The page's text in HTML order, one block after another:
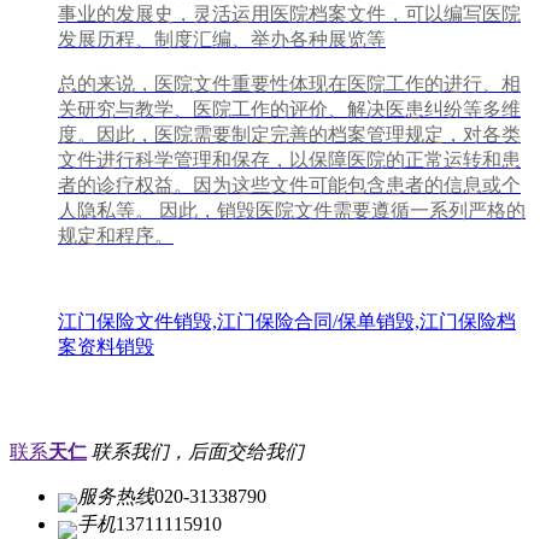
事业的发展史，灵活运用医院档案文件，可以编写医院
发展历程、制度汇编、举办各种展览等
总的来说，医院文件重要性体现在医院工作的进行、相
关研究与教学、医院工作的评价、解决医患纠纷等多维
度。因此，医院需要制定完善的档案管理规定，对各类
文件进行科学管理和保存，以保障医院的正常运转和患
者的诊疗权益。因为这些文件可能包含患者的信息或个
人隐私等。 因此，销毁医院文件需要遵循一系列严格的
规定和程序。
江门保险文件销毁,江门保险合同/保单销毁,江门保险档
案资料销毁
联系天仁 联系我们，后面交给我们
服务热线020-31338790
手机13711115910